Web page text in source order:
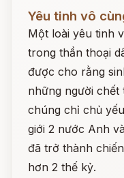
Yêu tinh vô
Một loài yêu tinh
trong thần thoại
được cho rằng
những người chết
chúng chỉ chủ
giới 2 nước Anh
đã trở thành
hơn 2 thế kỷ.